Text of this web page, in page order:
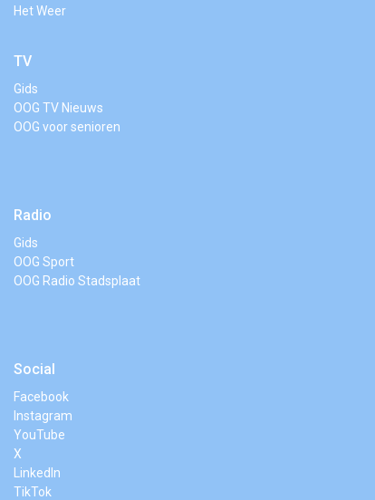
Het Weer
TV
Gids
OOG TV Nieuws
OOG voor senioren
Radio
Gids
OOG Sport
OOG Radio Stadsplaat
Social
Facebook
Instagram
YouTube
X
LinkedIn
TikTok